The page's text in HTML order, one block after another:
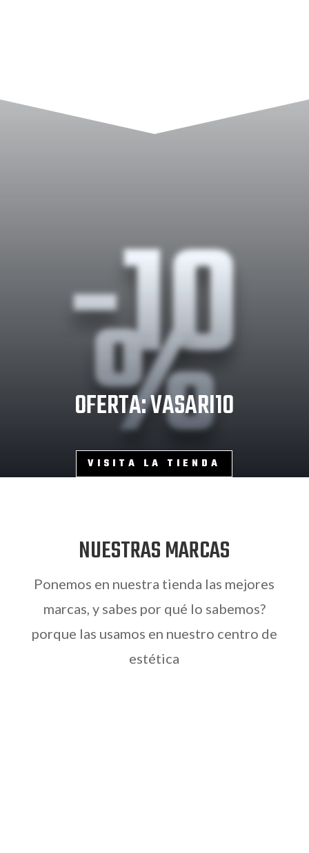
-10
%
OFERTA: VASARI10
VISITA LA TIENDA
NUESTRAS MARCAS
Ponemos en nuestra tienda las mejores
marcas, y sabes por qué lo sabemos?
porque las usamos en nuestro centro de
estética